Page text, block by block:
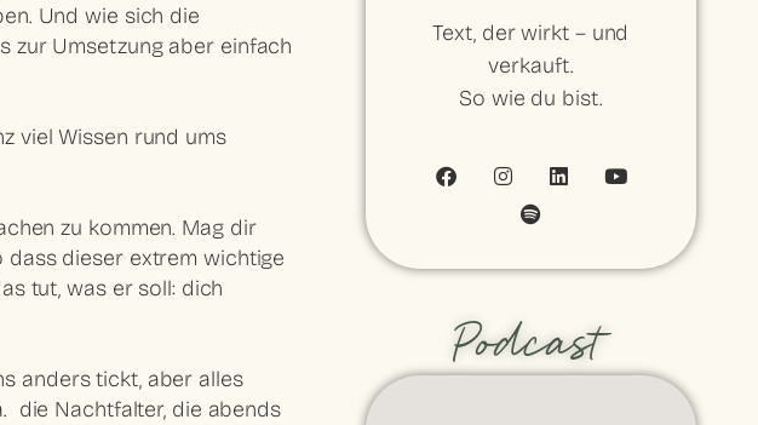
Und wie sich die
zur Umsetzung aber einfach
viel Wissen rund ums
zu kommen. Mag dir
dass dieser extrem wichtige
tut, was er soll: dich
anders tickt, aber alles
die Nachtfalter, die abends
Text, der wirkt – und
verkauft.
So wie du bist.
Podcast